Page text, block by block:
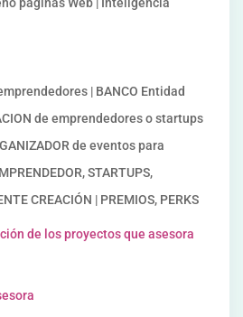
| BANCO Entidad
de emprendedores o startups
de eventos para
STARTUPS,
CREACIÓN | PREMIOS, PERKS
de los proyectos que asesora